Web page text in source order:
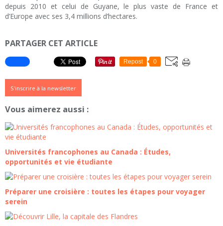
depuis 2010 et celui de Guyane, le plus vaste de France et
d’Europe avec ses 3,4 millions d’hectares.
PARTAGER CET ARTICLE
Repost 0
S'inscrire à la newsletter
Vous aimerez aussi :
Universités francophones au Canada : Études,
opportunités et vie étudiante
Préparer une croisière : toutes les étapes pour voyager
serein